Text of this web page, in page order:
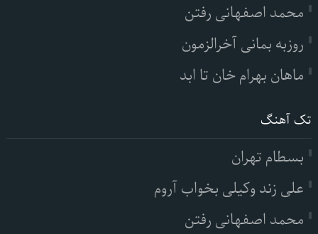
محمد اصفهانی رفتن
روزبه بمانی آخرالزمون
ماهان بهرام خان تا ابد
تک آهنگ
بسطام تهران
علی زند وکیلی بخواب آروم
محمد اصفهانی رفتن